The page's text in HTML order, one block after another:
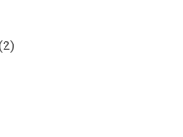
22